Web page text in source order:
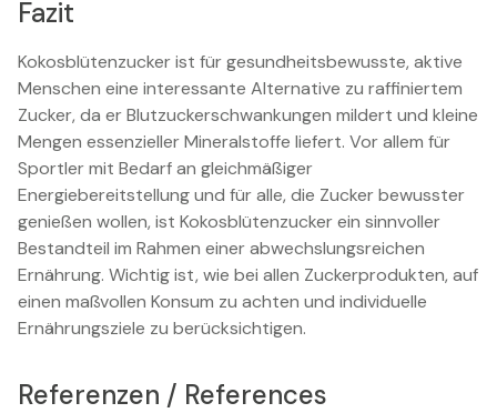
Fazit
Kokosblütenzucker ist für gesundheitsbewusste, aktive
Menschen eine interessante Alternative zu raffiniertem
Zucker, da er Blutzuckerschwankungen mildert und kleine
Mengen essenzieller Mineralstoffe liefert. Vor allem für
Sportler mit Bedarf an gleichmäßiger
Energiebereitstellung und für alle, die Zucker bewusster
genießen wollen, ist Kokosblütenzucker ein sinnvoller
Bestandteil im Rahmen einer abwechslungsreichen
Ernährung. Wichtig ist, wie bei allen Zuckerprodukten, auf
einen maßvollen Konsum zu achten und individuelle
Ernährungsziele zu berücksichtigen.
Referenzen / References